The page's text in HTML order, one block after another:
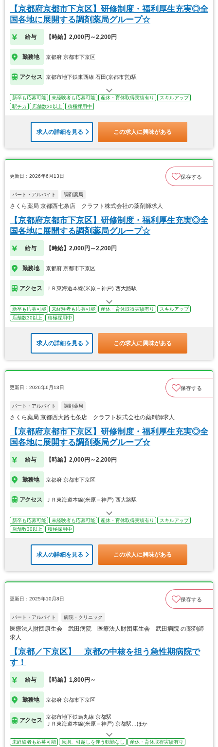
【京都府京都市下京区】研修制度・福利厚生充実◎全
国各地に展開する調剤薬局グループ☆
給与 【時給】2,000円～2,200円
勤務地 京都府 京都市下京区
アクセス 京都市地下鉄東西線 石田(京都市営)駅
新卒も応募可能 未経験者も応募可能 産休・育休取得実績有り
スキルアップ
駅チカ
店舗数30以上 積極採用中
求人の詳細を見る この求人に興味がある
更新日：2026年6月13日 保存する
パート・アルバイト 調剤薬局
さくら薬局 京都西七条店 クラフト株式会社の薬剤師求人
【京都府京都市下京区】研修制度・福利厚生充実◎全
国各地に展開する調剤薬局グループ☆
給与 【時給】2,000円～2,200円
勤務地 京都府 京都市下京区
アクセス ＪＲ東海道本線(米原－神戸) 西大路駅
新卒も応募可能 未経験者も応募可能 産休・育休取得実績有り
スキルアップ
店舗数30以上
積極採用中
求人の詳細を見る この求人に興味がある
更新日：2026年6月13日 保存する
パート・アルバイト 調剤薬局
さくら薬局 京都西大路七条店 クラフト株式会社の薬剤師求人
【京都府京都市下京区】研修制度・福利厚生充実◎全
国各地に展開する調剤薬局グループ☆
給与 【時給】2,000円～2,200円
勤務地 京都府 京都市下京区
アクセス ＪＲ東海道本線(米原－神戸) 西大路駅
新卒も応募可能 未経験者も応募可能 産休・育休取得実績有り
スキルアップ
店舗数30以上
積極採用中
求人の詳細を見る この求人に興味がある
更新日：2025年10月8日 保存する
パート・アルバイト 病院・クリニック
医療法人財団康生会 武田病院 医療法人財団康生会 武田病院 の薬剤師
求人
【京都／下京区】 京都の中核を担う急性期病院で
す！
給与 【時給】1,800円～
勤務地 京都府 京都市下京区
アクセス
京都市地下鉄烏丸線 京都駅
ＪＲ東海道本線(米原－神戸) 京都駅…ほか
未経験者も応募可能 原則、引越しを伴う転勤なし
産休・育休取得実績有り